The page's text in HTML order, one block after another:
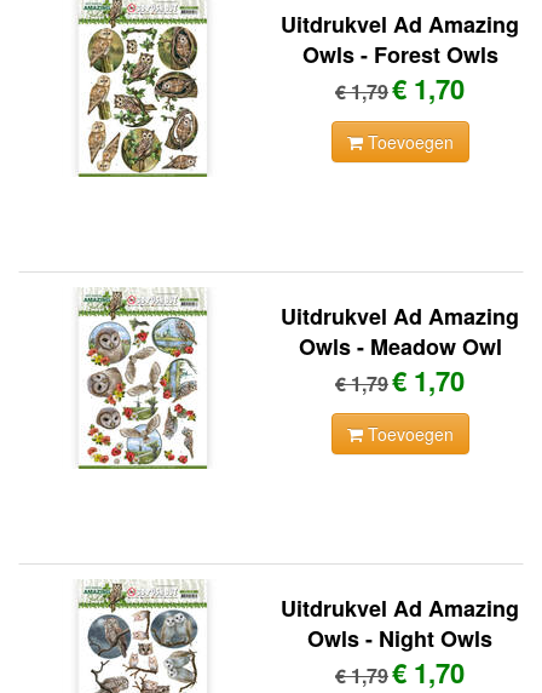
Uitdrukvel Ad Amazing
Owls - Forest Owls
€ 1,79€ 1,70
Toevoegen
Uitdrukvel Ad Amazing
Owls - Meadow Owl
€ 1,79€ 1,70
Toevoegen
Uitdrukvel Ad Amazing
Owls - Night Owls
€ 1,79€ 1,70